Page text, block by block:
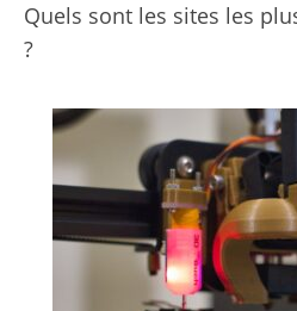
Quels sont les sites les
?